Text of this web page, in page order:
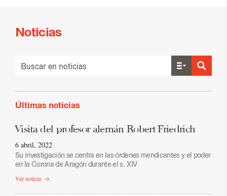
Noticias
Últimas noticias
Visita del profesor alemán Robert Friedrich
6 abril, 2022
Su investigación se centra en las órdenes mendicantes y el poder
en la Corona de Aragón durante el s. XIV
Ver noticia